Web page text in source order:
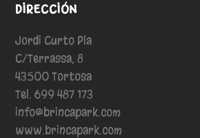
DIRECCIÓN
Jordi Curto Pla
C/Terrassa, 8
43500 Tortosa
Tel. 699 487 173
info@brincapark.com
www.brincapark.com